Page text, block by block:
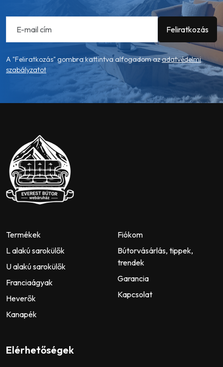
A "Feliratkozás" gombra kattintva alfogadom azadatvédelmi
szabályzatot
Termékek
L alakú sarokülők
U alakú sarokülők
Franciaágyak
Heverők
Kanapék
Fiókom
Bútorvásárlás, tippek,
trendek
Garancia
Kapcsolat
Elérhetőségek